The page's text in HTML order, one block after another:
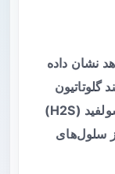
نشان داده
گلوتاتیون
(GSH) و گاز سیگنال‌دهنده هیدروژن سولفید (H2S)
سلول‌های